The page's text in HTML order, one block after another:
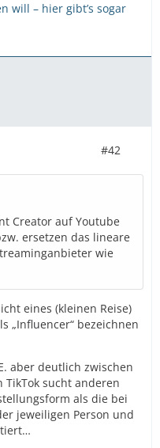
will – hier gibt’s sogar
#42
Creator auf Youtube
ersetzen das lineare
wie
eines (kleinen Reise)
„Influencer“ bezeichnen
aber deutlich zwischen
TikTok sucht anderen
als die bei
jeweiligen Person und